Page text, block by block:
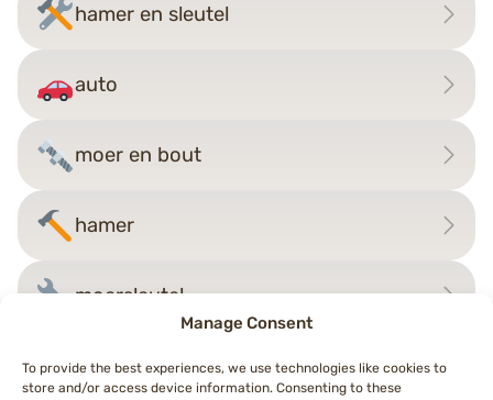
Manage Consent
To provide the best experiences, we use technologies like cookies to
store and/or access device information. Consenting to these
hamer en sleutel
auto
moer en bout
hamer
moersleutel